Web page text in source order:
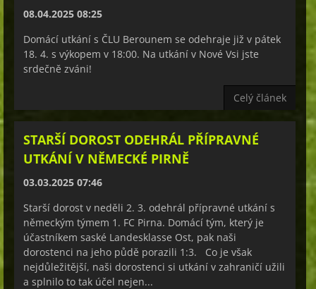
08.04.2025 08:25
Domácí utkání s ČLU Berounem se odehraje již v pátek
18. 4. s výkopem v 18:00. Na utkání v Nové Vsi jste
srdečně zváni!
Celý článek
STARŠÍ DOROST ODEHRÁL PŘÍPRAVNÉ
UTKÁNÍ V NĚMECKÉ PIRNĚ
03.03.2025 07:46
Starší dorost v neděli 2. 3. odehrál přípravné utkání s
německým týmem 1. FC Pirna. Domácí tým, který je
účastníkem saské Landesklasse Ost, pak naši
dorostenci na jeho půdě porazili 1:3. Co je však
nejdůležitější, naši dorostenci si utkání v zahraničí užili
a splnilo to tak účel nejen...